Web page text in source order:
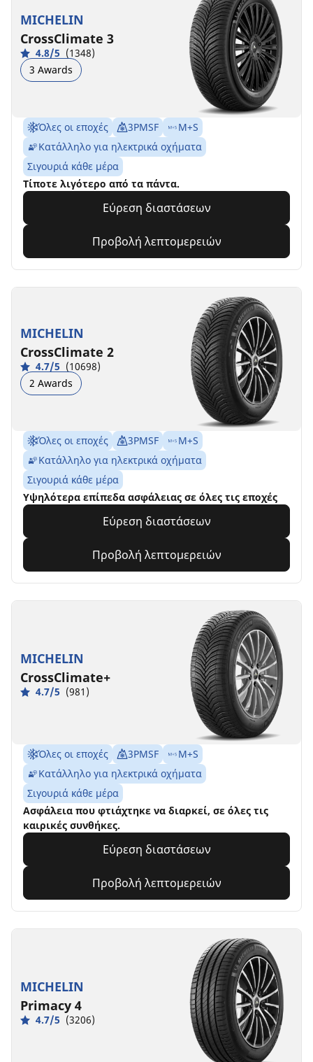
MICHELIN
CrossClimate 3
4.8/5 (1348)
3 Awards
Όλες οι εποχές 3PMSF
M+S
Κατάλληλο για ηλεκτρικά οχήματα
Σιγουριά κάθε μέρα
Τίποτε λιγότερο από τα πάντα.
Εύρεση διαστάσεων
Προβολή λεπτομερειών
MICHELIN
CrossClimate 2
4.7/5 (10698)
2 Awards
Όλες οι εποχές 3PMSF
M+S
Κατάλληλο για ηλεκτρικά οχήματα
Σιγουριά κάθε μέρα
Υψηλότερα επίπεδα ασφάλειας σε όλες τις εποχές
Εύρεση διαστάσεων
Προβολή λεπτομερειών
MICHELIN
CrossClimate+
4.7/5 (981)
Όλες οι εποχές 3PMSF
M+S
Κατάλληλο για ηλεκτρικά οχήματα
Σιγουριά κάθε μέρα
Ασφάλεια που φτιάχτηκε να διαρκεί, σε όλες τις
καιρικές συνθήκες.
Εύρεση διαστάσεων
Προβολή λεπτομερειών
MICHELIN
Primacy 4
4.7/5 (3206)